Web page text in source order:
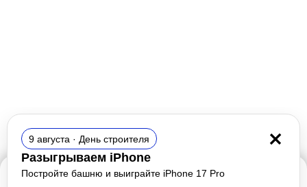
Продолжая работу с сайтом, вы соглашаетесь
9 августа · День строителя
Разыгрываем iPhone
Постройте башню и выиграйте iPhone 17 Pro